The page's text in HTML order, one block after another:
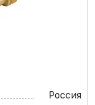
Россия